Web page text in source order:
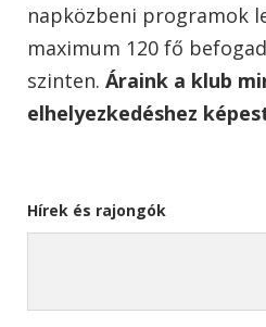
napközbeni programok
maximum 120 fő
szinten. Áraink a klub
elhelyezkedéshez
Hírek és rajongók